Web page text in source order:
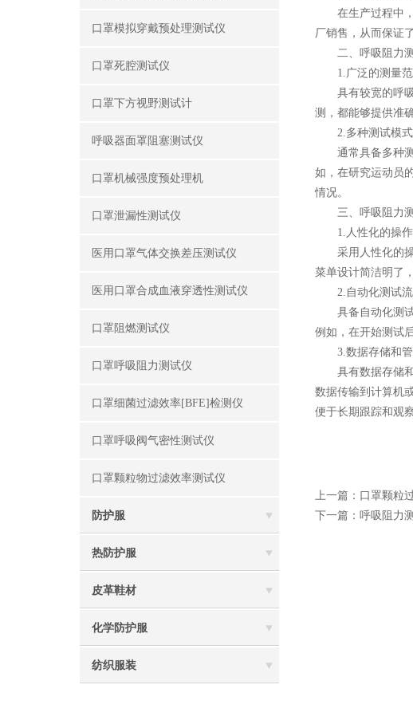
口罩模拟穿戴预处理测试仪
口罩死腔测试仪
口罩下方视野测试计
呼吸器面罩阻塞测试仪
口罩机械强度预处理机
口罩泄漏性测试仪
医用口罩气体交换差压测试仪
医用口罩合成血液穿透性测试仪
口罩阻燃测试仪
口罩呼吸阻力测试仪
口罩细菌过滤效率[BFE]检测仪
口罩呼吸阀气密性测试仪
口罩颗粒物过滤效率测试仪
防护服
热防护服
皮革鞋材
化学防护服
纺织服装
在生产过程中，
厂销售，从而保证
二、呼吸阻力测
1.广泛的测量范
具有较宽的呼吸
测，都能够提供准
2.多种测试模式
通常具备多种测
如，在研究运动员
情况。
三、呼吸阻力测
1.人性化的操作
采用人性化的操
菜单设计简洁明了
2.自动化测试流
具备自动化测试
例如，在开始测试
3.数据存储和管
具有数据存储和
数据传输到计算机
便于长期跟踪和观
上一篇： 口罩颗粒
下一篇： 呼吸阻力